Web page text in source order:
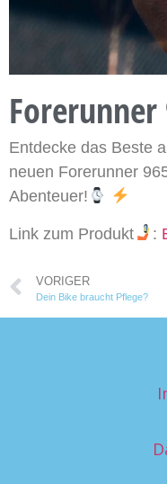
Forerunner
Entdecke das Beste
neuen Forerunner
Abenteuer!
Link zum Produkt :
VORIGER
Dein Bike braucht Pflege?